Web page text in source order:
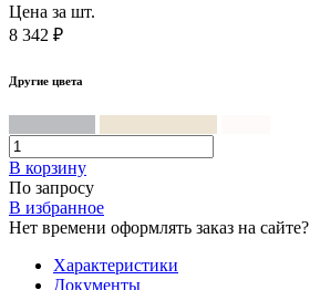
Цена за шт.
8 342 ₽
Другие цвета
В корзинy
По запросу
В избранное
Нет времени оформлять заказ на сайте?
Характеристики
Документы